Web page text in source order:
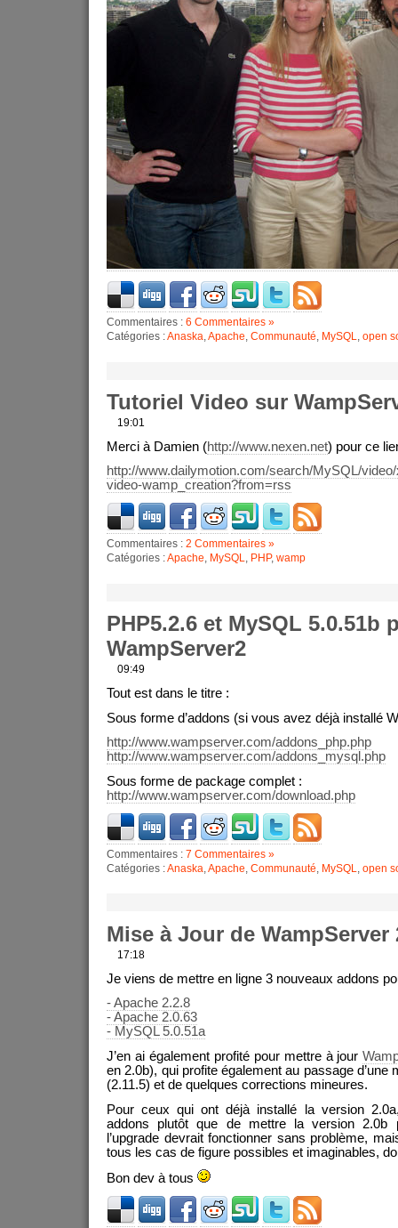
Commentaires : 6 Commentaires »
Catégories :Anaska,Apache, Communauté, MySQL, open
Tutoriel Video sur
19:01
Merci à Damien (http://www.nexen.net) pour ce
http://www.dailymotion.com/search/MySQL/
video-wamp_creation?from=rss
Commentaires : 2 Commentaires »
Catégories :Apache, MySQL, PHP, wamp
PHP5.2.6 et MySQL 5.0.51b
WampServer2
09:49
Tout est dans le titre :
Sous forme d’addons (si vous avez déjà installé
http://www.wampserver.com/addons_php.php
http://www.wampserver.com/addons_mysql.php
Sous forme de package complet :
http://www.wampserver.com/download.php
Commentaires : 7 Commentaires »
Catégories :Anaska Apache Communauté MySQL open
Mise à Jour de WampServer
17:18
Je viens de mettre en ligne 3 nouveaux addons
- Apache 2.2.8
- Apache 2.0.63
- MySQL 5.0.51a
J’en ai également profité pour mettre à jour
en 2.0b), qui profite également au passage
(2.11.5) et de quelques corrections mineures.
Pour ceux qui ont déjà installé la version
addons plutôt que de mettre la version 2.0b
l’upgrade devrait fonctionner sans problème,
tous les cas de figure possibles et imaginables,
Bon dev à tous